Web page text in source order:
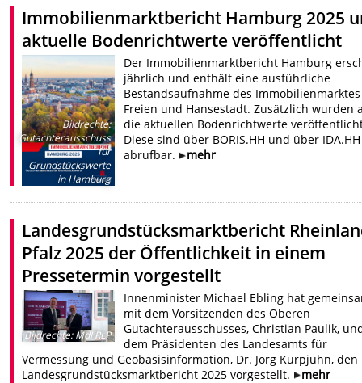
Immobilienmarktbericht Hamburg 2025
aktuelle Bodenrichtwerte veröffentlicht
Bildrechte:
Gutachterausschuss
für
Grundstückswerte
in Hamburg
Der Immobilienmarktbericht Hamburg
jährlich und enthält eine ausführliche
Bestandsaufnahme des
Freien und Hansestadt. Zusätzlich wurden
die aktuellen Bodenrichtwerte
Diese sind über BORIS.HH und über IDA.HH
abrufbar.
mehr
Landesgrundstücksmarktbericht
Pfalz 2025 der Öffentlichkeit in einem
Pressetermin vorgestellt
Bildrechte:MdI RLP
Innenminister Michael Ebling hat
mit dem Vorsitzenden des Oberen
Gutachterausschusses, Christian Paulik,
dem Präsidenten des Landesamts für
Vermessung und Geobasisinformation, Dr. Jörg Kurpjuhn, den
Landesgrundstücksmarktbericht 2025 vorgestellt.
mehr